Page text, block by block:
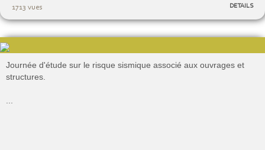
1713 vues DETAILS
Journée d'étude sur le risque sismique associé aux ouvrages et
structures.
...